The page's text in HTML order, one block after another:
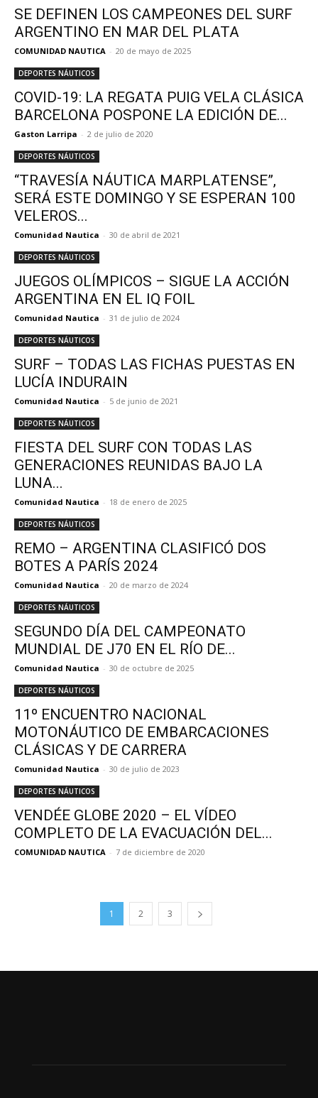
SE DEFINEN LOS CAMPEONES DEL SURF
ARGENTINO EN MAR DEL PLATA
COMUNIDAD NAUTICA - 20 de mayo de 2025
DEPORTES NÁUTICOS
COVID-19: LA REGATA PUIG VELA CLÁSICA
BARCELONA POSPONE LA EDICIÓN DE...
Gaston Larripa - 2 de julio de 2020
DEPORTES NÁUTICOS
“TRAVESÍA NÁUTICA MARPLATENSE”,
SERÁ ESTE DOMINGO Y SE ESPERAN 100
VELEROS...
Comunidad Nautica - 30 de abril de 2021
DEPORTES NÁUTICOS
JUEGOS OLÍMPICOS – SIGUE LA ACCIÓN
ARGENTINA EN EL IQ FOIL
Comunidad Nautica - 31 de julio de 2024
DEPORTES NÁUTICOS
SURF – TODAS LAS FICHAS PUESTAS EN
LUCÍA INDURAIN
Comunidad Nautica - 5 de junio de 2021
DEPORTES NÁUTICOS
FIESTA DEL SURF CON TODAS LAS
GENERACIONES REUNIDAS BAJO LA
LUNA...
Comunidad Nautica - 18 de enero de 2025
DEPORTES NÁUTICOS
REMO – ARGENTINA CLASIFICÓ DOS
BOTES A PARÍS 2024
Comunidad Nautica - 20 de marzo de 2024
DEPORTES NÁUTICOS
SEGUNDO DÍA DEL CAMPEONATO
MUNDIAL DE J70 EN EL RÍO DE...
Comunidad Nautica - 30 de octubre de 2025
DEPORTES NÁUTICOS
11º ENCUENTRO NACIONAL
MOTONÁUTICO DE EMBARCACIONES
CLÁSICAS Y DE CARRERA
Comunidad Nautica - 30 de julio de 2023
DEPORTES NÁUTICOS
VENDÉE GLOBE 2020 – EL VÍDEO
COMPLETO DE LA EVACUACIÓN DEL...
COMUNIDAD NAUTICA - 7 de diciembre de 2020
1 2 3